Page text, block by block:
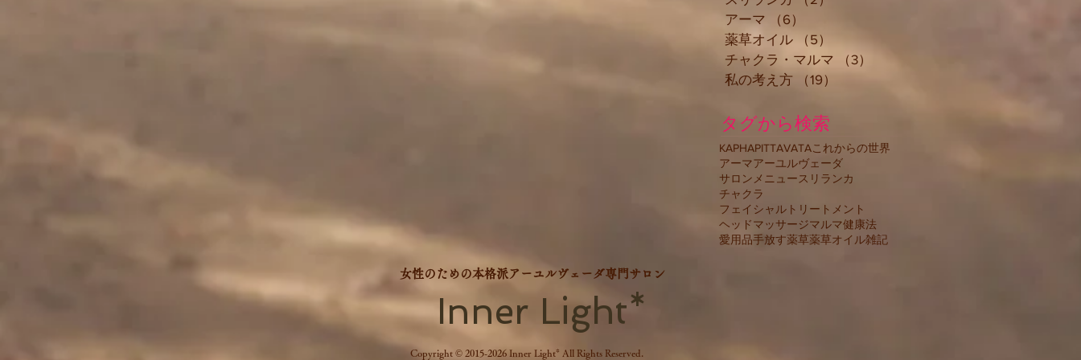
アーマ
（6）
薬草オイル
（5）
チャクラ・マルマ
（3）
私の考え方
（19）
タグから検索
KAPHAPITTAVATAこれからの世界
アーマアーユルヴェーダ
サロンメニュースリランカ
チャクラ
フェイシャルトリートメント
ヘッドマッサージマルマ健康法
愛用品手放す薬草薬草オイル雑記
​女性のための本格派アーユルヴェーダ専門サロン
Inner Light*
Copyright © 2015-2026 Inner Light* All Rights Reserved.